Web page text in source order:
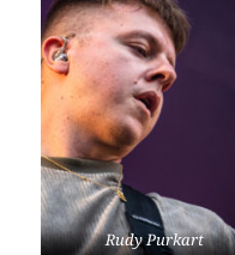
Rudy Purkart